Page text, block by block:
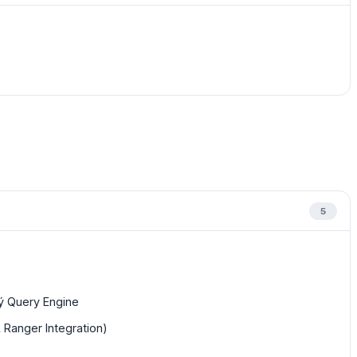
5
Query Engine
Integration)